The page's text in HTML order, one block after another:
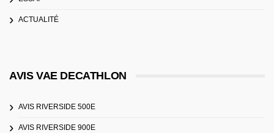
ACTUALITÉ
AVIS VAE DECATHLON
AVIS RIVERSIDE 500E
AVIS RIVERSIDE 900E